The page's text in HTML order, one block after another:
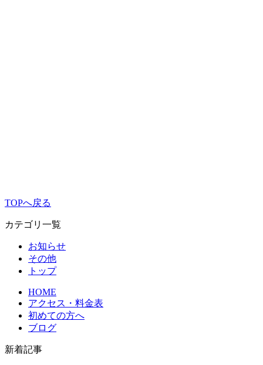
TOPへ戻る
カテゴリ一覧
お知らせ
その他
トップ
HOME
アクセス・料金表
初めての方へ
ブログ
新着記事